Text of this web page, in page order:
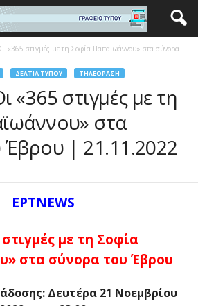
«365 στιγμές με τη Σοφία Παπαϊωάννου» στα σύνορα
ΔΕΛΤΊΑ ΤΎΠΟΥ ΤΗΛΕΌΡΑΣΗ
«365 στιγμές με τη
στα
| 21.11.2022
ΕΡΤNEWS
με τη Σοφία
στα σύνορα του Έβρου
Δευτέρα 21 Νοεμβρίου